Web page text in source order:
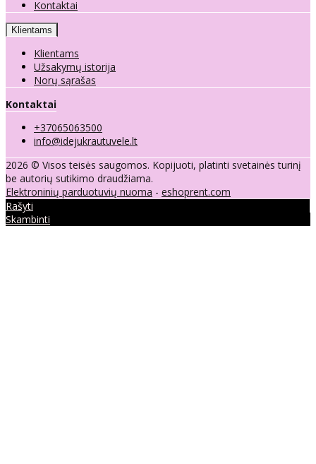
Kontaktai
Klientams
Klientams
Užsakymų istorija
Norų sąrašas
Kontaktai
+37065063500
info@idejukrautuvele.lt
2026 © Visos teisės saugomos. Kopijuoti, platinti svetainės turinį
be autorių sutikimo draudžiama.
Elektroninių parduotuvių nuoma - eshoprent.com
Rašyti
Skambinti